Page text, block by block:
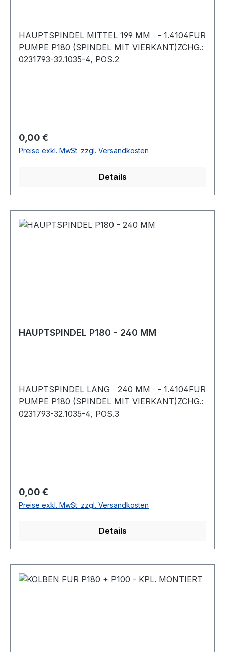
HAUPTSPINDEL MITTEL 199 MM - 1.4104FÜR
PUMPE P180 (SPINDEL MIT VIERKANT)ZCHG.:
0231793-32.1035-4, POS.2
Regulärer Preis:
0,00 €
Preise exkl. MwSt. zzgl. Versandkosten
Details
HAUPTSPINDEL P180 - 240 MM
HAUPTSPINDEL LANG 240 MM - 1.4104FÜR
PUMPE P180 (SPINDEL MIT VIERKANT)ZCHG.:
0231793-32.1035-4, POS.3
Regulärer Preis:
0,00 €
Preise exkl. MwSt. zzgl. Versandkosten
Details